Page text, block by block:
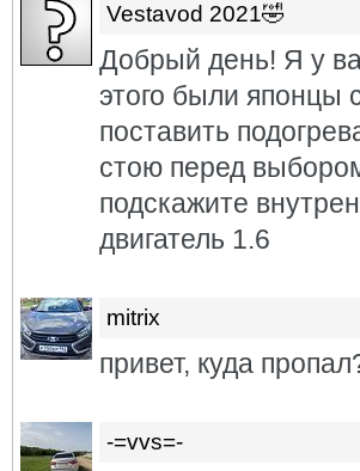
Vestavod 2021🤣
Добрый день! Я у
этого были японцы
поставить
стою перед
подскажите
двигатель 1.6
mitrix
привет, куда
-=vvs=-